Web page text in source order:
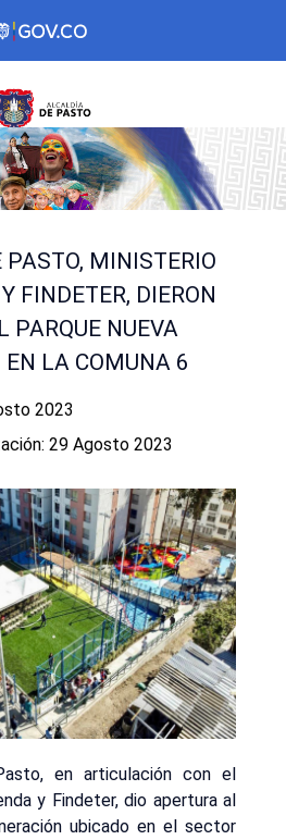
MINISTERIO
FINDETER, DIERON
PARQUE NUEVA
EN LA COMUNA 6
2023
29 Agosto 2023
en articulación con el
y Findeter, dio apertura al
ubicado en el sector